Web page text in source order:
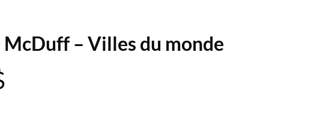
McDuff – Villes du monde